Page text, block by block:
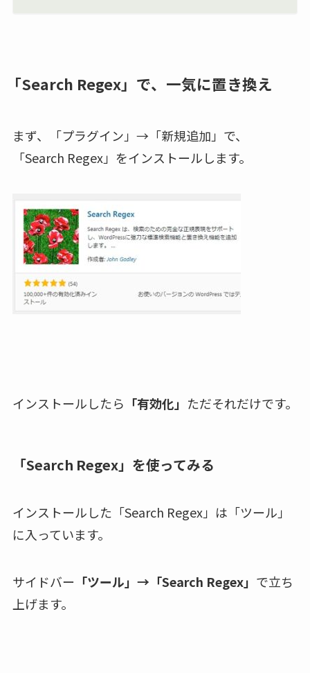
「Search Regex」で、一気に置き換え
まず、「プラグイン」→「新規追加」で、
「Search Regex」をインストールします。
インストールしたら 「有効化」 ただそれだけです。
「Search Regex」を使ってみる
インストールした「Search Regex」は「ツール」
に入っています。
サイドバー 「ツール」→「Search Regex」 で立ち
上げます。